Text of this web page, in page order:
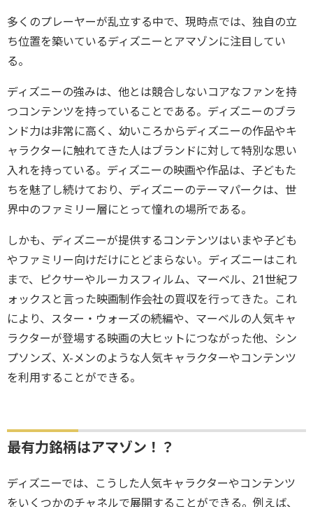
多くのプレーヤーが乱立する中で、現時点では、独自の立
ち位置を築いているディズニーとアマゾンに注目してい
る。
ディズニーの強みは、他とは競合しないコアなファンを持
つコンテンツを持っていることである。ディズニーのブラ
ンド力は非常に高く、幼いころからディズニーの作品やキ
ャラクターに触れてきた人はブランドに対して特別な思い
入れを持っている。ディズニーの映画や作品は、子どもた
ちを魅了し続けており、ディズニーのテーマパークは、世
界中のファミリー層にとって憧れの場所である。
しかも、ディズニーが提供するコンテンツはいまや子ども
やファミリー向けだけにとどまらない。ディズニーはこれ
まで、ピクサーやルーカスフィルム、マーベル、21世紀フ
ォックスと言った映画制作会社の買収を行ってきた。これ
により、スター・ウォーズの続編や、マーベルの人気キャ
ラクターが登場する映画の大ヒットにつながった他、シン
プソンズ、X-メンのような人気キャラクターやコンテンツ
を利用することができる。
最有力銘柄はアマゾン！？
ディズニーでは、こうした人気キャラクターやコンテンツ
をいくつかのチャネルで展開することができる。例えば、